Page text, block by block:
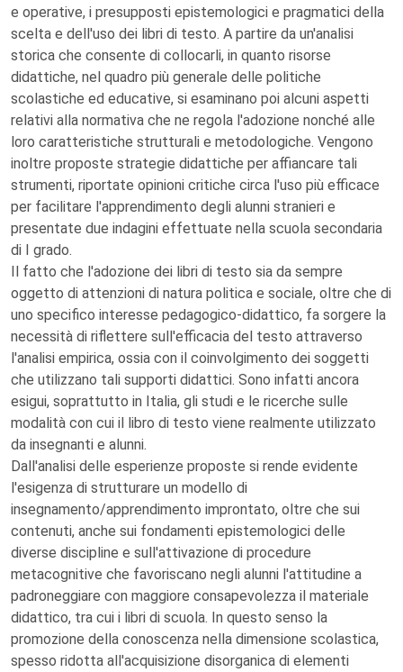
e operative, i presupposti epistemologici e pragmatici della
scelta e dell'uso dei libri di testo. A partire da un'analisi
storica che consente di collocarli, in quanto risorse
didattiche, nel quadro più generale delle politiche
scolastiche ed educative, si esaminano poi alcuni aspetti
relativi alla normativa che ne regola l'adozione nonché alle
loro caratteristiche strutturali e metodologiche. Vengono
inoltre proposte strategie didattiche per affiancare tali
strumenti, riportate opinioni critiche circa l'uso più efficace
per facilitare l'apprendimento degli alunni stranieri e
presentate due indagini effettuate nella scuola secondaria
di I grado.
Il fatto che l'adozione dei libri di testo sia da sempre
oggetto di attenzioni di natura politica e sociale, oltre che di
uno specifico interesse pedagogico-didattico, fa sorgere la
necessità di riflettere sull'efficacia del testo attraverso
l'analisi empirica, ossia con il coinvolgimento dei soggetti
che utilizzano tali supporti didattici. Sono infatti ancora
esigui, soprattutto in Italia, gli studi e le ricerche sulle
modalità con cui il libro di testo viene realmente utilizzato
da insegnanti e alunni.
Dall'analisi delle esperienze proposte si rende evidente
l'esigenza di strutturare un modello di
insegnamento/apprendimento improntato, oltre che sui
contenuti, anche sui fondamenti epistemologici delle
diverse discipline e sull'attivazione di procedure
metacognitive che favoriscano negli alunni l'attitudine a
padroneggiare con maggiore consapevolezza il materiale
didattico, tra cui i libri di scuola. In questo senso la
promozione della conoscenza nella dimensione scolastica,
spesso ridotta all'acquisizione disorganica di elementi